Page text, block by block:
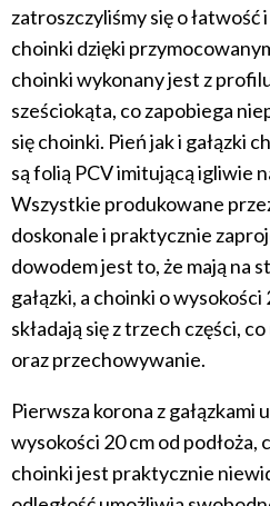
zatroszczyliśmy się o łatwość
choinki dzięki
choinki wykonany jest z
sześciokąta, co zapobiega
się choinki. Pień jak i gałązki
są folią PCV imitującą igliwie
Wszystkie produkowane
doskonale i praktycznie
dowodem jest to, że mają na
gałązki, a choinki o
składają się z trzech części,
oraz przechowywanie.
Pierwsza korona z gałązkami
wysokości 20 cm od podłoża,
choinki jest praktycznie